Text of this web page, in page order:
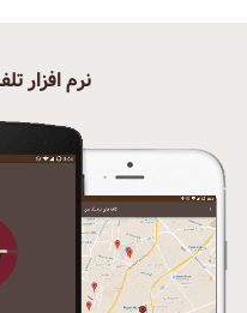
نرم افزار